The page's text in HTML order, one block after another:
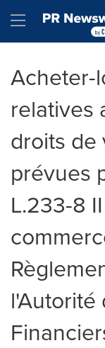
Hamburger
Acheter-
relatives
droits de
prévues
L.233-8
l'Autorité